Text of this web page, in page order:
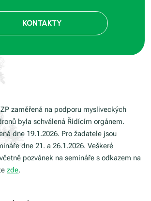
KONTAKTY
zaměřená na podporu mysliveckých
byla schválená Řídícím orgánem.
dne 19.1.2026. Pro žadatele jsou
dne 21. a 26.1.2026. Veškeré
pozvánek na semináře s odkazem na
zde.